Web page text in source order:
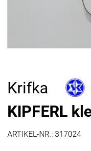
Krifka
KIPFERL
ARTIKEL-NR.: 317024